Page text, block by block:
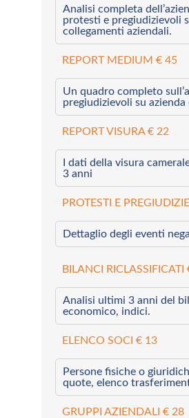
Analisi completa
protesti e pregiudizievoli
collegamenti aziendali.
REPORT MEDIUM € 45
Un quadro completo
pregiudizievoli su azienda
REPORT VISURA € 22
I dati della visura
3 anni
PROTESTI E
Dettaglio degli eventi
BILANCI RICLASSIFICATI
Analisi ultimi 3 anni del
economico, indici.
ELENCO SOCI € 13
Persone fisiche o
quote, elenco
GRUPPI AZIENDALI € 28